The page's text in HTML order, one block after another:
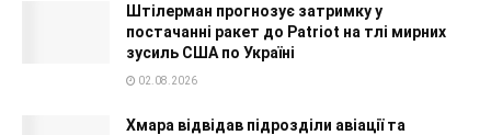
Штілерман прогнозує затримку у
постачанні ракет до Patriot на тлі мирних
зусиль США по Україні
02.08.2026
Хмара відвідав підрозділи авіації та